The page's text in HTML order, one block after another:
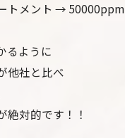
トメント → 50000ppm
るように
他社と比べ
絶対的です！！